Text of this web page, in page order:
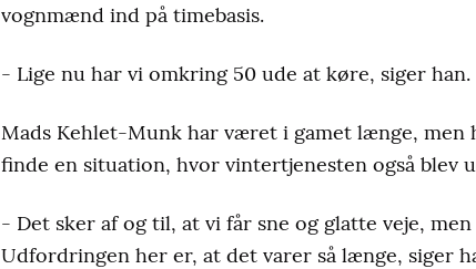
vognmænd ind på timebasis.
- Lige nu har vi omkring 50 ude at køre, siger han.
Mads Kehlet-Munk har været i gamet længe, men
finde en situation, hvor vintertjenesten også blev
- Det sker af og til, at vi får sne og glatte veje,
Udfordringen her er, at det varer så længe, siger